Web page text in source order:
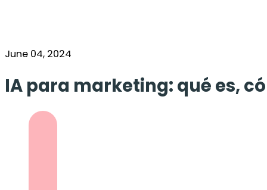
June 04, 2024
IA para marketing: qué es,